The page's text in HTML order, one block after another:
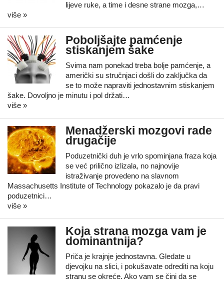
lijeve ruke, a time i desne strane mozga,…
više »
Poboljšajte pamćenje
stiskanjem šake
Svima nam ponekad treba bolje pamćenje, a
američki su stručnjaci došli do zaključka da
se to može napraviti jednostavnim stiskanjem
šake. Dovoljno je minutu i pol držati…
više »
Menadžerski mozgovi rade
drugačije
Poduzetnički duh je vrlo spominjana fraza koja
se već prilično izlizala, no najnovije
istraživanje provedeno na slavnom
Massachusetts Institute of Technology pokazalo je da pravi
poduzetnici…
više »
Koja strana mozga vam je
dominantnija?
Priča je krajnje jednostavna. Gledate u
djevojku na slici, i pokušavate odrediti na koju
stranu se okreće. Ako vam se čini da se